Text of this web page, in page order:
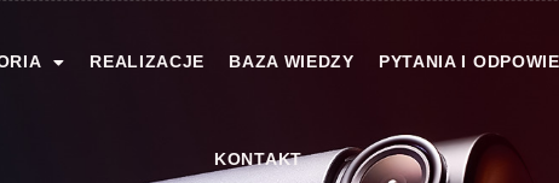
REALIZACJE BAZA WIEDZY PYTANIA I
KONTAKT